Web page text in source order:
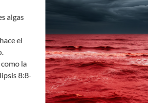
algas
el
la
8:8-